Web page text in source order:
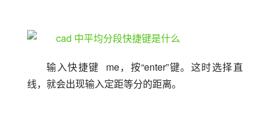
输入快捷键  me，按“enter”键。这时选择直
线，就会出现输入定距等分的距离。